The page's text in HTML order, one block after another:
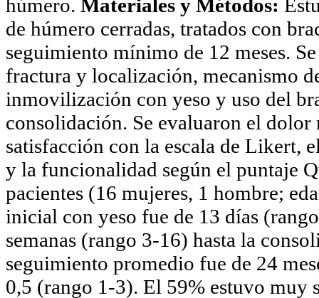
húmero. Materiales y Métodos:
de húmero cerradas, tratados con
seguimiento mínimo de 12 meses.
fractura y localización, mecanismo
inmovilización con yeso y uso del
consolidación. Se evaluaron el
satisfacción con la escala de Likert,
y la funcionalidad según el puntaje
pacientes (16 mujeres, 1 hombre;
inicial con yeso fue de 13 días
semanas (rango 3-16) hasta la
seguimiento promedio fue de 24
0,5 (rango 1-3). El 59% estuvo muy